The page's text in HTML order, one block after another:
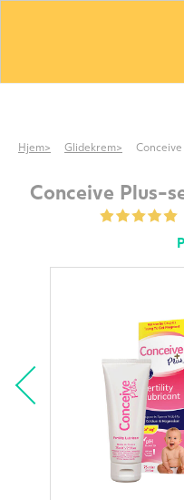
Hjem Glidekrem
Conceive Plus-